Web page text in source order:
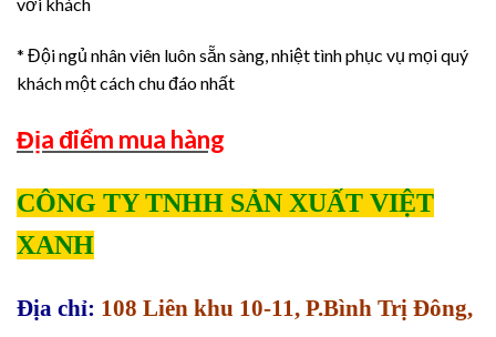
với khách
* Đội ngủ nhân viên luôn sẵn sàng, nhiệt tình phục vụ mọi quý
khách một cách chu đáo nhất
Địa điểm mua hàng
CÔNG TY TNHH SẢN XUẤT VIỆT
XANH
Địa chỉ: 108 Liên khu 10-11, P.Bình Trị Đông,